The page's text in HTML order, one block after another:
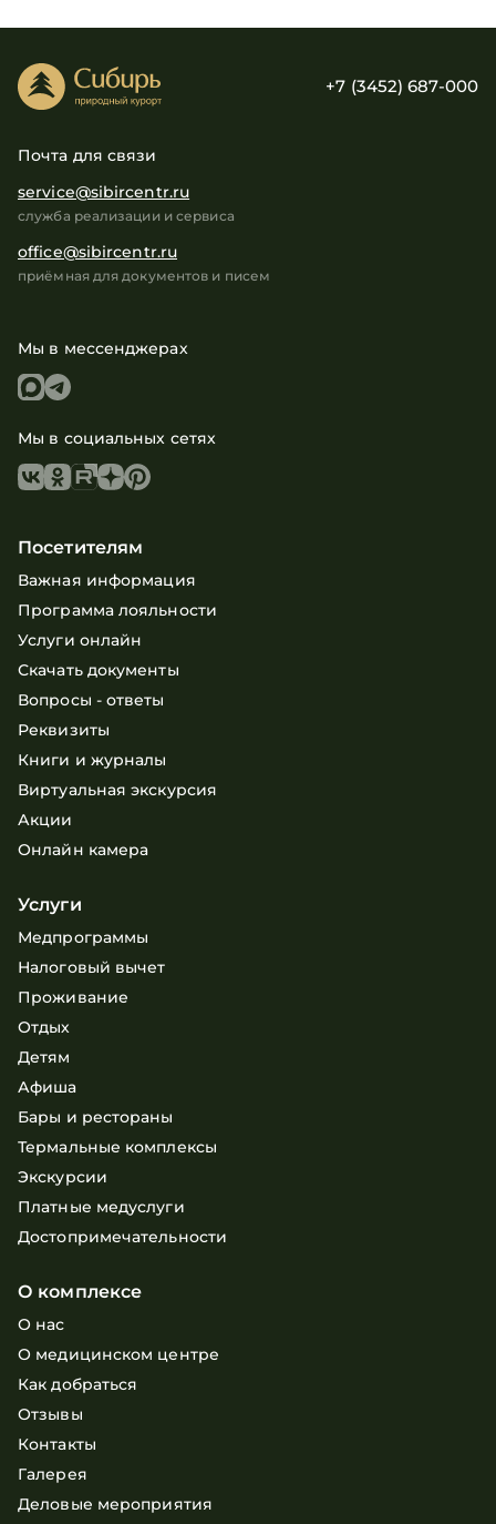
+7 (3452) 687-000
Почта для связи
service@sibircentr.ru
служба реализации и сервиса
office@sibircentr.ru
приёмная для документов и писем
Мы в мессенджерах
Мы в социальных сетях
Посетителям
Важная информация
Программа лояльности
Услуги онлайн
Скачать документы
Вопросы - ответы
Реквизиты
Книги и журналы
Виртуальная экскурсия
Акции
Онлайн камера
Услуги
Медпрограммы
Налоговый вычет
Проживание
Отдых
Детям
Афиша
Бары и рестораны
Термальные комплексы
Экскурсии
Платные медуслуги
Достопримечательности
О комплексе
О нас
О медицинском центре
Как добраться
Отзывы
Контакты
Галерея
Деловые мероприятия